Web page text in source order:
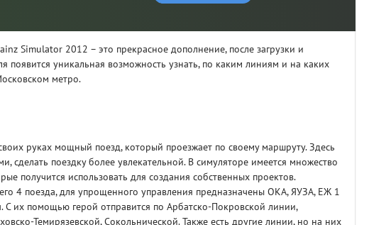
Simulator 2012 – это прекрасное дополнение, после загрузки и
появится уникальная возможность узнать, по каким линиям и на каких
метро.
руках мощный поезд, который проезжает по своему маршруту. Здесь
сделать поездку более увлекательной. В симуляторе имеется множество
получится использовать для создания собственных проектов.
4 поезда, для упрощенного управления предназначены ОКА, ЯУЗА, ЕЖ 1
С их помощью герой отправится по Арбатско-Покровской линии,
Темирязевской, Сокольнической. Также есть другие линии, но на них
Рейтинг
3/ 5.0
Рейтинг
3/ 5.0